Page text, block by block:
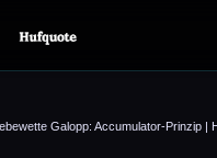
Galopp: Accumulator-Prinzip |